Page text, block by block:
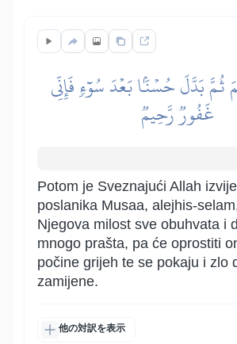
ثُمَّ بَدَّلَ حُسۡنَۢا بَعۡدَ سُوٓءٖ فَإِنِّي
غَفُورٞ رَّحِيمٞ
Potom je Sveznajući Allah
poslanika Musaa, alejhis-
Njegova milost sve obuhvata i
mnogo prašta, pa će oprostiti
počine grijeh te se pokaju i zlo
zamijene.
他の対訳を表示